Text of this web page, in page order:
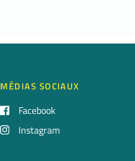
MÉDIAS SOCIAUX
Facebook
Instagram